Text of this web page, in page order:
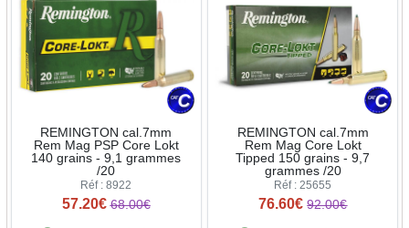
REMINGTON cal.7mm
Rem Mag PSP Core Lokt
140 grains - 9,1 grammes
/20
Réf : 8922
57.20€ 68.00€
REMINGTON cal.7mm
Rem Mag Core Lokt
Tipped 150 grains - 9,7
grammes /20
Réf : 25655
76.60€ 92.00€